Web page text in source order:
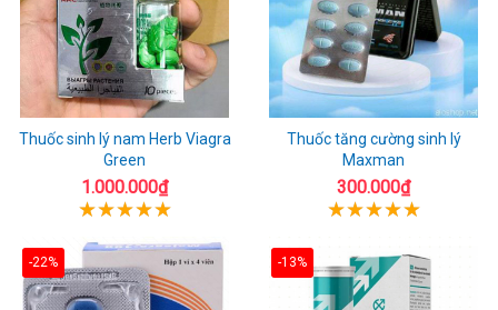
Thuốc sinh lý nam Herb Viagra
Green
1.000.000₫
Thuốc tăng cường sinh lý
Maxman
300.000₫
-22% -13%